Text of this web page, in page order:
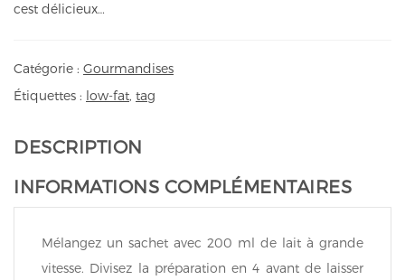
cest délicieux…
Catégorie : Gourmandises
Étiquettes : low-fat, tag
DESCRIPTION
INFORMATIONS COMPLÉMENTAIRES
Mélangez un sachet avec 200 ml de lait à grande
vitesse. Divisez la préparation en 4 avant de laisser